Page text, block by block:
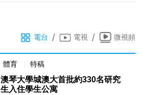
電台 / 電視 / 微視頻
體育 特稿
澳琴大學城澳大首批約330名研究
生入住學生公寓